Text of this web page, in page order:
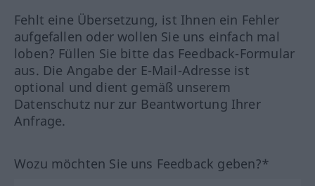
Fehlt eine Übersetzung, ist Ihnen ein Fehler
aufgefallen oder wollen Sie uns einfach mal
loben? Füllen Sie bitte das Feedback-Formular
aus. Die Angabe der E-Mail-Adresse ist
optional und dient gemäß unserem
Datenschutz nur zur Beantwortung Ihrer
Anfrage.
Wozu möchten Sie uns Feedback geben?*